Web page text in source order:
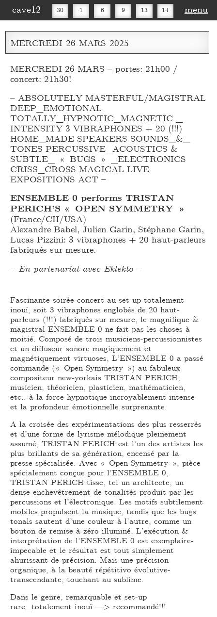
cave12 30 1 6 9 13 14
16 20 27 30
menu
MERCREDI 26 MARS 2025
MERCREDI 26 MARS – portes: 21h00 /
concert: 21h30!
– ABSOLUTELY MASTERFUL/MAGISTRAL
DEEP_EMOTIONAL
TOTALLY_HYPNOTIC_MAGNETIC _
INTENSITY 3 VIBRAPHONES + 20 (!!!)
HOME_MADE SPEAKERS SOUNDS_&_
TONES PERCUSSIVE_ ACOUSTICS &
SUBTLE_
« BUGS » _ELECTRONICS
CRISS_ CROSS MAGICAL LIVE
EXPOSITIONS ACT –
ENSEMBLE 0 performs TRISTAN
PERICH’S « OPEN SYMMETRY »
(France/CH/USA)
Alexandre Babel, Julien Garin, Stéphane Garin,
Lucas Pizzini: 3 vibraphones + 20 haut-parleurs
fabriqués sur mesure.
– En partenariat avec Eklekto –
Fascinante soirée-concert au set-up totalement
inouï, soit 3 vibraphones englobés de 20 haut-
parleurs (!!!) fabriqués sur mesure, le magnifique &
magistral ENSEMBLE 0 ne fait pas les choses à
moitié. Composé de trois musiciens-percussionnistes
et un diffuseur sonore magiquement et
magnétiquement virtuoses, L’ENSEMBLE 0 a passé
commande (« Open Symmetry ») au fabuleux
compositeur new-yorkais TRISTAN PERICH,
musicien, théoricien, plasticien, mathématicien,
etc.. à la force hypnotique incroyablement intense
et la profondeur émotionnelle surprenante.
A la croisée des expérimentations des plus resserrés
et d’une forme de lyrisme mélodique pleinement
assumé, TRISTAN PERICH est l’un des artistes les
plus brillants de sa génération, encensé par la
presse spécialisée. Avec « Open Symmetry », pièce
spécialement conçue pour l’ENSEMBLE 0,
TRISTAN PERICH tisse, tel un architecte, un
dense enchevêtrement de tonalités produit par les
percussions et l’électronique. Les motifs subtilement
mobiles propulsent la musique, tandis que les bugs
tonals sautent d’une couleur à l’autre, comme un
bouton de remise à zéro illuminé. L’exécution &
interprétation de l’ENSEMBLE 0 est exemplaire-
impecable et le résultat est tout simplement
ahurissant de précision. Mais une précision
organique, à la beauté répétitivo évolutive-
transcendante, touchant au sublime.
Dans le genre, remarquable et set-up
rare_totalement inouï —> recommandé!!!